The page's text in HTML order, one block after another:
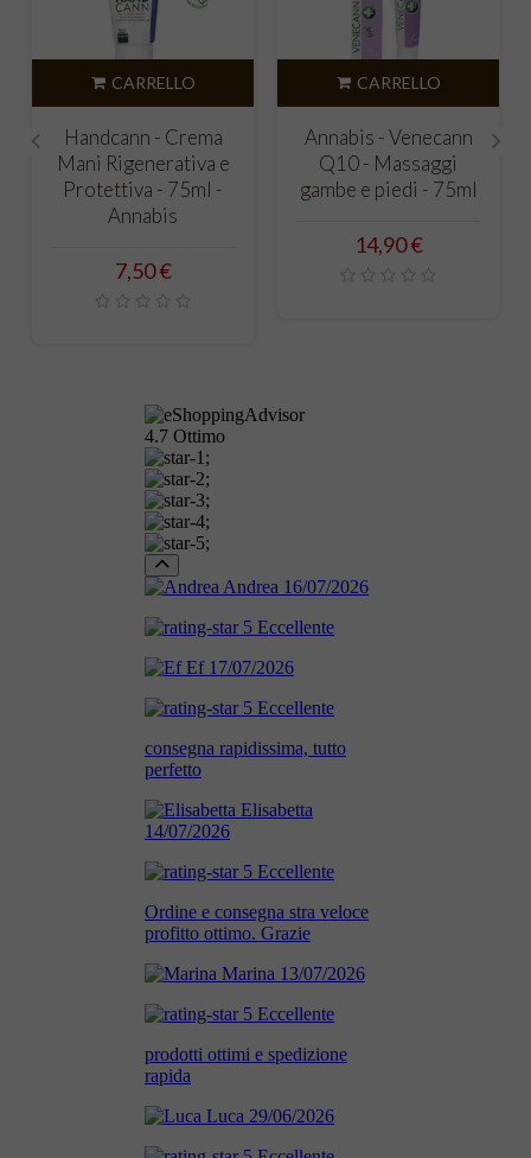
CARRELLO
Handcann - Crema
Mani Rigenerativa e
Protettiva - 75ml -
Annabis
Prezzo
7,50 €
CARRELLO
Annabis - Venecann
Q10 - Massaggi
gambe e piedi - 75ml
Prezzo
14,90 €